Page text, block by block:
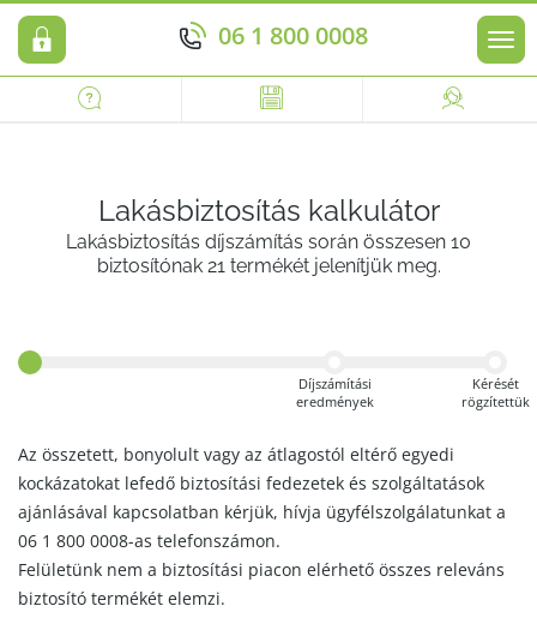
06 1 800 0008
Lakásbiztosítás kalkulátor
Lakásbiztosítás díjszámítás során összesen 10
biztosítónak 21 termékét jelenítjük meg.
Díjszámítási
eredmények
Kérését
rögzítettük
Az összetett, bonyolult vagy az átlagostól eltérő egyedi
kockázatokat lefedő biztosítási fedezetek és szolgáltatások
ajánlásával kapcsolatban kérjük, hívja ügyfélszolgálatunkat a
06 1 800 0008-as telefonszámon.
Felületünk nem a biztosítási piacon elérhető összes releváns
biztosító termékét elemzi.